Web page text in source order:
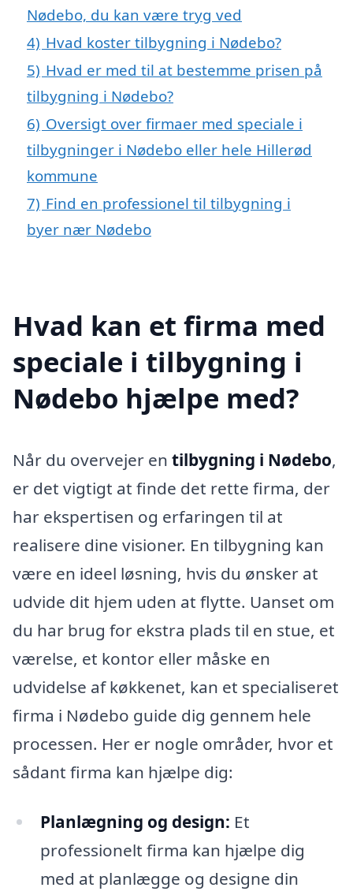
Nødebo, du kan være tryg ved
4) Hvad koster tilbygning i Nødebo?
5) Hvad er med til at bestemme prisen på
tilbygning i Nødebo?
6) Oversigt over firmaer med speciale i
tilbygninger i Nødebo eller hele Hillerød
kommune
7) Find en professionel til tilbygning i
byer nær Nødebo
Hvad kan et firma med
speciale i tilbygning i
Nødebo hjælpe med?
Når du overvejer en tilbygning i Nødebo,
er det vigtigt at finde det rette firma, der
har ekspertisen og erfaringen til at
realisere dine visioner. En tilbygning kan
være en ideel løsning, hvis du ønsker at
udvide dit hjem uden at flytte. Uanset om
du har brug for ekstra plads til en stue, et
værelse, et kontor eller måske en
udvidelse af køkkenet, kan et specialiseret
firma i Nødebo guide dig gennem hele
processen. Her er nogle områder, hvor et
sådant firma kan hjælpe dig:
Planlægning og design: Et
professionelt firma kan hjælpe dig
med at planlægge og designe din